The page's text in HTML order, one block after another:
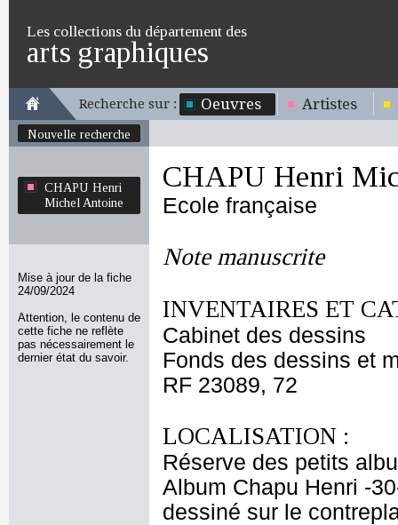
Les collections du département des
arts graphiques
Recherche sur : Oeuvres Artistes
Nouvelle recherche
CHAPU Henri
Michel Antoine
Mise à jour de la fiche
24/09/2024
Attention, le contenu de
cette fiche ne reflète
pas nécessairement le
dernier état du savoir.
CHAPU Henri
Ecole française
Note manuscrite
INVENTAIRES ET
Cabinet des dessins
Fonds des dessins et
RF 23089, 72
LOCALISATION :
Réserve des petits
Album Chapu Henri -
dessiné sur le